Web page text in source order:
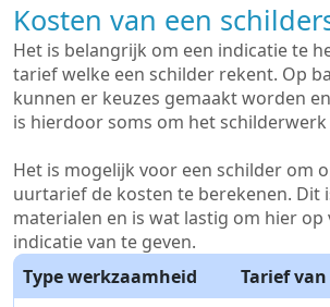
Kosten van een
Het is belangrijk om een indicatie te
tarief welke een schilder rekent. Op
kunnen er keuzes gemaakt worden
is hierdoor soms om het
Het is mogelijk voor een schilder om
uurtarief de kosten te berekenen. Dit
materialen en is wat lastig om hier op
indicatie van te geven.
Type werkzaamheid
Tarief